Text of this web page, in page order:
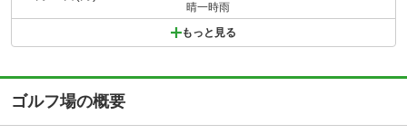
晴一時雨
もっと見る
ゴルフ場の概要